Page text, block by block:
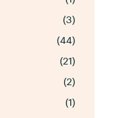
(3)
(44)
(21)
(2)
(1)